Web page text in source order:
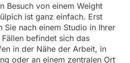
Besuch von einem Weight
ist ganz einfach. Erst
Sie nach einem Studio in Ihrer
befindet sich das
in der Nähe der Arbeit, in
oder an einem zentralen Ort